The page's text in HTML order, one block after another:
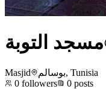
مسجد التوبة
Masjid
بوسالم, Tunisia
0 followers 0 posts